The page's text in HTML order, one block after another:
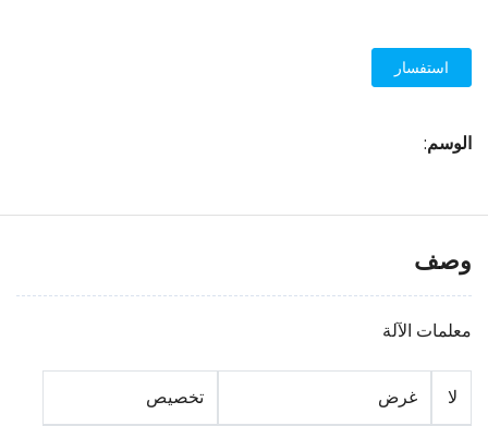
استفسار
الوسم:
وصف
معلمات الآلة
لا غرض تخصيص